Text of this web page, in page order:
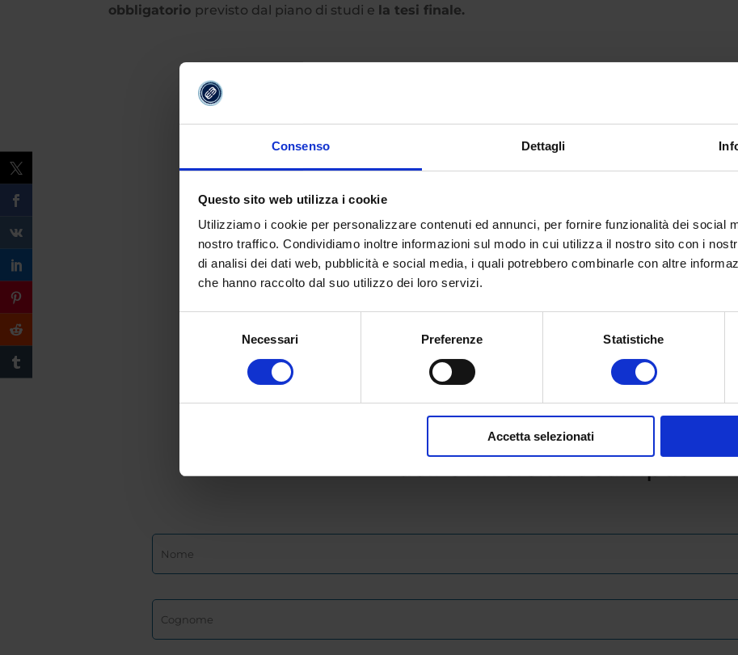
Consenso Dettagli
Questo sito web utilizza i cookie
Utilizziamo i cookie per personalizzare contenuti ed annunci, per fornire funzionalità dei social
nostro traffico. Condividiamo inoltre informazioni sul modo in cui utilizza il nostro sito con i
di analisi dei dati web, pubblicità e social media, i quali potrebbero combinarle con altre
che hanno raccolto dal suo utilizzo dei loro servizi.
Necessari Preferenze Statistiche
Accetta selezionati
obbligatorio previsto dal piano di studi e la tesi finale.
Compila il form e richiedi informazioni
dell’Università eCampus